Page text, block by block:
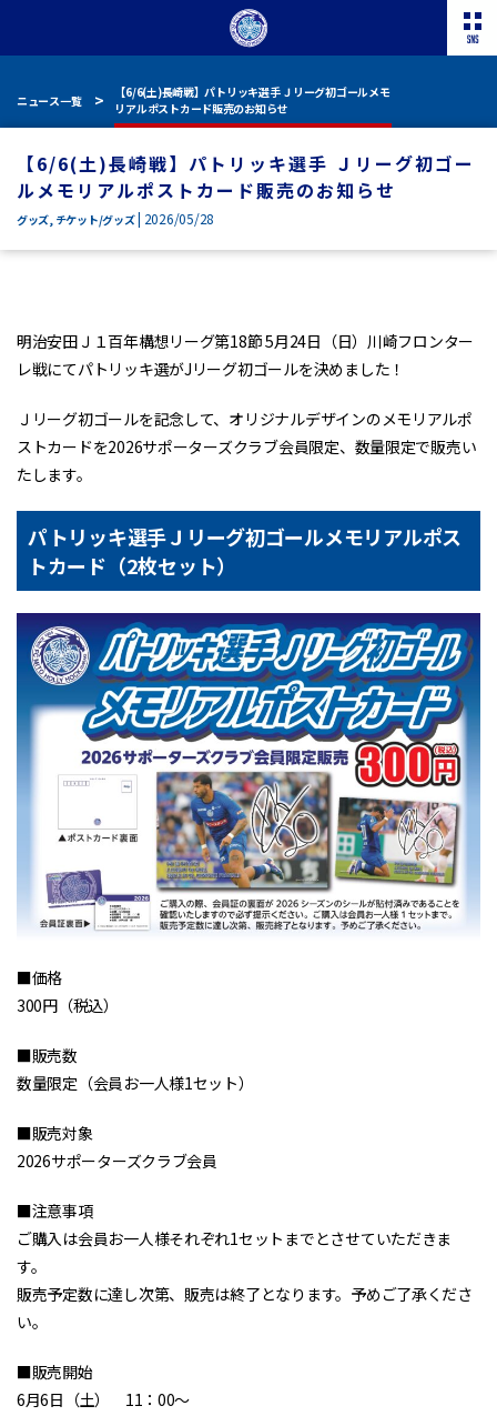
ニュース一覧
【6/6(土)長崎戦】パトリッキ選手 Ｊリーグ初ゴールメモ
リアルポストカード販売のお知らせ
【6/6(土)長崎戦】パトリッキ選手 Ｊリーグ初ゴー
ルメモリアルポストカード販売のお知らせ
グッズ, チケット/グッズ| 2026/05/28
明治安田Ｊ１百年構想リーグ第18節 5月24日（日）川崎フロンター
レ戦にてパトリッキ選がJリーグ初ゴールを決めました！
Ｊリーグ初ゴールを記念して、オリジナルデザインのメモリアルポ
ストカードを2026サポーターズクラブ会員限定、数量限定で販売い
たします。
パトリッキ選手Ｊリーグ初ゴールメモリアルポス
トカード（2枚セット）
■価格
300円（税込）
■販売数
数量限定（会員お一人様1セット）
■販売対象
2026サポーターズクラブ会員
■注意事項
ご購入は会員お一人様それぞれ1セットまでとさせていただきま
す。
販売予定数に達し次第、販売は終了となります。予めご了承くださ
い。
■販売開始
6月6日（土） 11：00～